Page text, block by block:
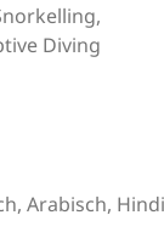
Diving
Arabisch, Hindi